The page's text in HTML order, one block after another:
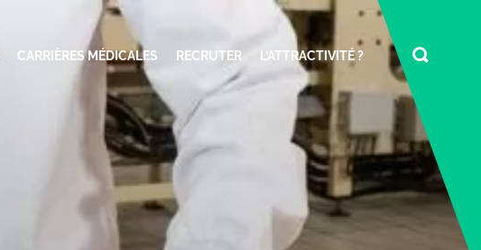
CARRIÈRES MÉDICALES RECRUTER L’ATTRACTIVITÉ ?